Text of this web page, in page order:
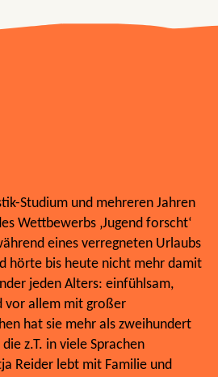
Studium und mehreren Jahren
Wettbewerbs ‚Jugend forscht‘
eines verregneten Urlaubs
hörte bis heute nicht mehr damit
jeden Alters: einfühlsam,
vor allem mit großer
hat sie mehr als zweihundert
z.T. in viele Sprachen
Reider lebt mit Familie und